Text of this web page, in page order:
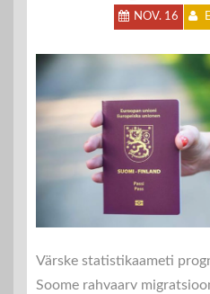
NOV. 16
Värske statistikaameti
Soome rahvaarv